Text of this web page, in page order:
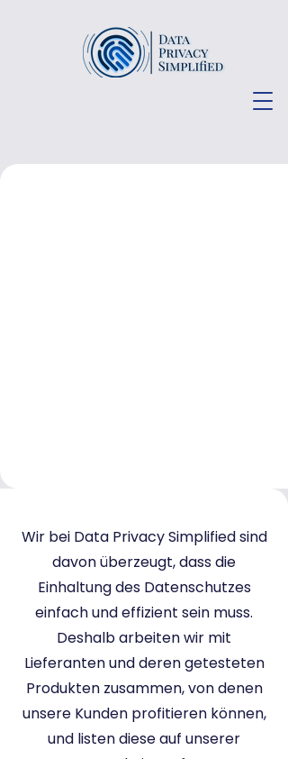
Wir bei Data Privacy Simplified sind
davon überzeugt, dass die
Einhaltung des Datenschutzes
einfach und effizient sein muss.
Deshalb arbeiten wir mit
Lieferanten und deren getesteten
Produkten zusammen, von denen
unsere Kunden profitieren können,
und listen diese auf unserer